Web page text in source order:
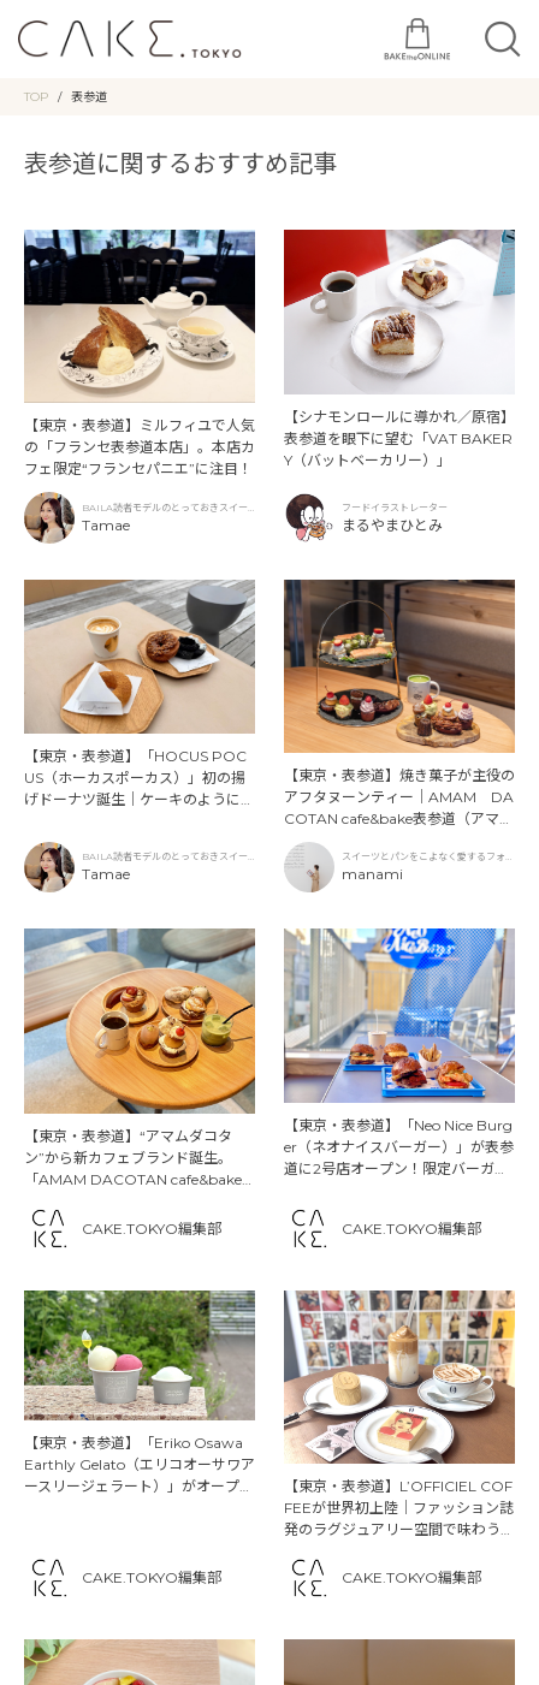
TOP 表参道
表参道に関するおすすめ記事
【東京・表参道】ミルフィユで人気
の「フランセ表参道本店」。本店カ
フェ限定“フランセパニエ”に注目！
BAILA読者モデルのとっておきスイー
ツ
Tamae
【シナモンロールに導かれ／原宿】
表参道を眼下に望む「VAT BAKER
Y（バットベーカリー）」
フードイラストレーター
まるやまひとみ
【東京・表参道】「HOCUS POC
US（ホーカスポーカス）」初の揚
げドーナツ誕生｜ケーキのように美
BAILA読者モデルのとっておきスイー
ツ
Tamae
【東京・表参道】焼き菓子が主役の
アフタヌーンティー｜AMAM DA
COTAN cafe&bake表参道（アマム
ダコタン カフェアンドベイク）
スイーツとパンをこよなく愛するフォト
グラファー
manami
【東京・表参道】“アマムダコタ
ン”から新カフェブランド誕生。
「AMAM DACOTAN cafe&bake
ク）」でしか味わえない、新し
い“ベイク体験”
CAKE.TOKYO編集部
【東京・表参道】「Neo Nice Burg
er（ネオナイスバーガー）」が表参
道に2号店オープン！限定バーガー
CAKE.TOKYO編集部
【東京・表参道】「Eriko Osawa
Earthly Gelato（エリコオーサワア
ースリージェラート）」がオープン
CAKE.TOKYO編集部
【東京・表参道】L’OFFICIEL COF
FEEが世界初上陸｜ファッション誌
発のラグジュアリー空間で味わうス
CAKE.TOKYO編集部